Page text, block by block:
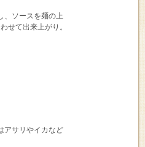
、ソースを麺の上
せて出来上がり。
アサリやイカなど